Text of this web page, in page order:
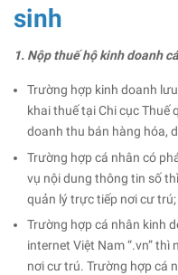
sinh
1. Nộp thuế hộ kinh doanh
Trường hợp kinh doanh
khai thuế tại Chi cục Thuế
doanh thu bán hàng hóa,
Trường hợp cá nhân có
vụ nội dung thông tin số
quản lý trực tiếp nơi cư trú;
Trường hợp cá nhân kinh
internet Việt Nam “.vn” thì
nơi cư trú. Trường hợp cá